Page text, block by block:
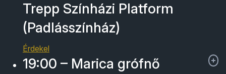
Trepp Színházi Platform
(Padlásszínház)
Érdekel
19:00 – Marica grófnő